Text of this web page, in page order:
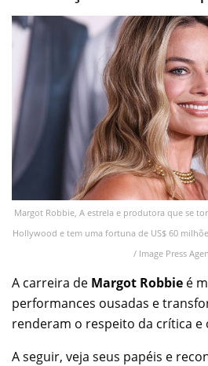
Margot Robbie, A estrela e produtora que se
Hollywood e tem uma fortuna de US$ 60
/ Image Press
A carreira de Margot Robbie é
performances ousadas e
renderam o respeito da crítica e
A seguir, veja seus papéis e